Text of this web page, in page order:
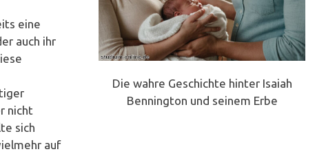
Die wahre Geschichte hinter Isaiah
Bennington und seinem Erbe
eine
auch ihr
nicht
sich
auf